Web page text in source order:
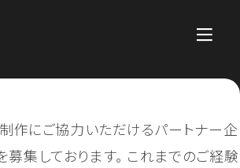
作にご協力いただけるパートナー企
募集しております。 これまでのご経験